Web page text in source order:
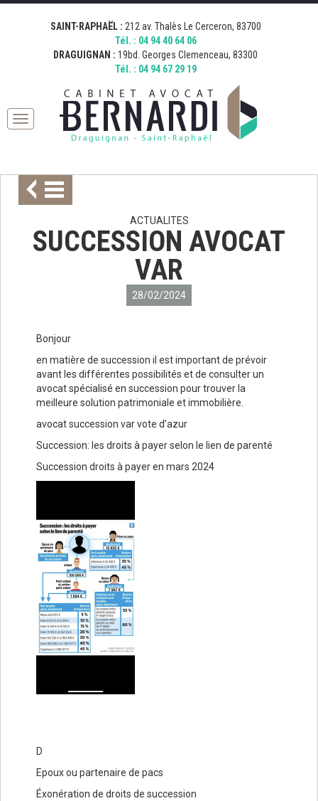
[google_map address="19 Boulevard Georges Clemenceau, 83300
Draguignan, France" zoom="15" desc="AVOCAT BERNARDI
DRAGUIGNAN" icon="http://bernardi.demo.comkwatt.com/wp-
content/uploads/2015/11/icon_map.png" ]
[google_map address="212 Avenue Thalès, 83700 Saint-Raphaël,
France" zoom="15" desc="AVOCAT BERNARDI SAINT RAPHAEL"
icon="http://bernardi.demo.comkwatt.com/wp-
content/uploads/2015/11/icon_map.png" ]
SAINT-RAPHAËL : 212 av. Thalès Le Cerceron, 83700
Tél. : 04 94 40 64 06
DRAGUIGNAN : 19bd. Georges Clemenceau, 83300
Tél. : 04 94 67 29 19
Toggle
ACTUALITES
SUCCESSION AVOCAT
VAR
28/02/2024
Bonjour
en matière de succession il est important de prévoir
avant les différentes possibilités et de consulter un
avocat spécialisé en succession pour trouver la
meilleure solution patrimoniale et immobilière.
avocat succession var vote d’azur
Succession: les droits à payer selon le lien de parenté
Succession droits à payer en mars 2024
D
Epoux ou partenaire de pacs
Éxonération de droits de succession